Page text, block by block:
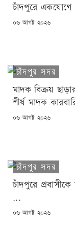
চাঁদপুরে একযোগে
POSTED
০৬ আগষ্ট ২০২৬
চাঁদপুর সদর
মাদক বিক্রয়
শীর্ষ মাদক
POSTED
০৬ আগষ্ট ২০২৬
চাঁদপুর সদর
চাঁদপুরে
...
POSTED
০৬ আগষ্ট ২০২৬